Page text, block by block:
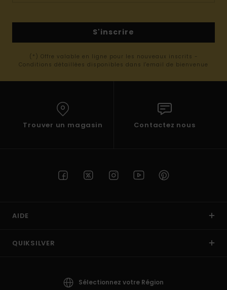
S'inscrire
(*) Offre valable en ligne pour les nouveaux inscrits -
Conditions détaillées disponibles dans l'email de bienvenue
Trouver un magasin Contactez nous
AIDE
QUIKSILVER
Sélectionnez votre Région